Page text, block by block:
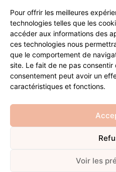
Pour offrir les meilleures
technologies telles que les
accéder aux informations des
ces technologies nous
que le comportement de
site. Le fait de ne pas consentir
consentement peut avoir un
caractéristiques et fonctions.
Voir les
Contact
20B Grand Rue 68180
06 84 93 03 01